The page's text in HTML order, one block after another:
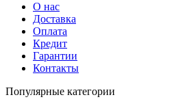
О нас
Доставка
Оплата
Кредит
Гарантии
Контакты
Популярные категории